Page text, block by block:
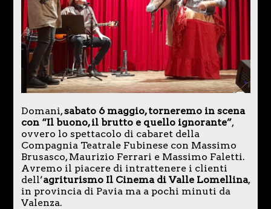
Domani,sabato 6 maggio, torneremo in scena
con “Il buono, il brutto e quello ignorante”,
ovvero lo spettacolo di cabaret della
Compagnia Teatrale Fubinese con Massimo
Brusasco, Maurizio Ferrari e Massimo Faletti.
Avremo il piacere di intrattenere i clienti
dell’agriturismo Il Cinema di Valle Lomellina,
in provincia di Pavia ma a pochi minuti da
Valenza.